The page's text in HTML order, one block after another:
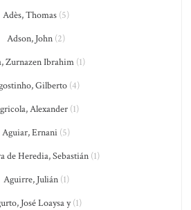
Adès, Thomas (5)
Adson, John (2)
Zurnazen Ibrahim (1)
Gilberto (4)
Alexander(1)
Aguiar, Ernani (5)
de Heredia, Sebastián(1)
Aguirre, Julián(1)
José Loaysa y(1)